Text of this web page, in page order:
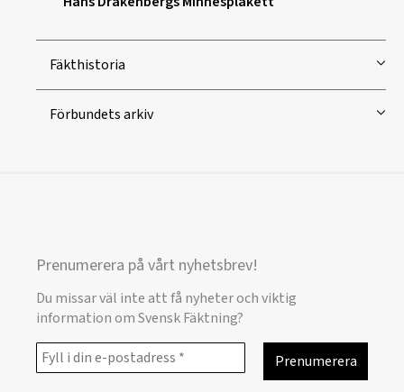
Fäkthistoria
Förbundets arkiv
Prenumerera på vårt nyhetsbrev!
Du missar väl inte att få nyheter och viktig
information om Svensk Fäktning?